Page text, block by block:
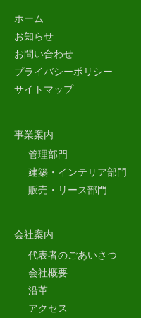
ホーム
お知らせ
お問い合わせ
プライバシーポリシー
サイトマップ
事業案内
管理部門
建築・インテリア部門
販売・リース部門
会社案内
代表者のごあいさつ
会社概要
沿革
アクセス